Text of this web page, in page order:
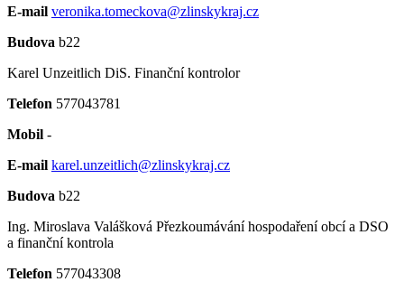
E-mail veronika.tomeckova@zlinskykraj.cz
Budova b22
Karel Unzeitlich DiS. Finanční kontrolor
Telefon 577043781
Mobil -
E-mail karel.unzeitlich@zlinskykraj.cz
Budova b22
Ing. Miroslava Valášková Přezkoumávání hospodaření obcí a DSO
a finanční kontrola
Telefon 577043308